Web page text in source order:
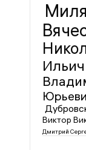
Ильич
Виктор
Дмитрий